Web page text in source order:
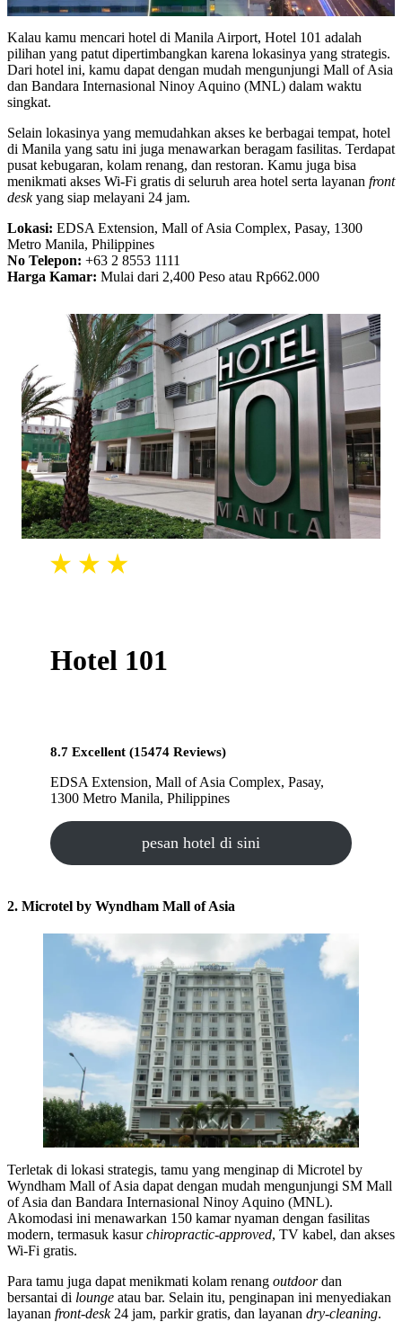
Kalau kamu mencari hotel di Manila Airport, Hotel 101 adalah
pilihan yang patut dipertimbangkan karena lokasinya yang strategis.
Dari hotel ini, kamu dapat dengan mudah mengunjungi Mall of Asia
dan Bandara Internasional Ninoy Aquino (MNL) dalam waktu
singkat.
Selain lokasinya yang memudahkan akses ke berbagai tempat, hotel
di Manila yang satu ini juga menawarkan beragam fasilitas. Terdapat
pusat kebugaran, kolam renang, dan restoran. Kamu juga bisa
menikmati akses Wi-Fi gratis di seluruh area hotel serta layanan front
deskyang siap melayani 24 jam.
Lokasi: EDSA Extension, Mall of Asia Complex, Pasay, 1300
Metro Manila, Philippines
No Telepon: +63 2 8553 1111
Harga Kamar: Mulai dari 2,400 Peso atau Rp662.000
Hotel 101
8.7 Excellent (15474 Reviews)
EDSA Extension, Mall of Asia Complex, Pasay,
1300 Metro Manila, Philippines
pesan hotel di sini
2. Microtel by Wyndham Mall of Asia
Terletak di lokasi strategis, tamu yang menginap di Microtel by
Wyndham Mall of Asia dapat dengan mudah mengunjungi SM Mall
of Asia dan Bandara Internasional Ninoy Aquino (MNL).
Akomodasi ini menawarkan 150 kamar nyaman dengan fasilitas
modern, termasuk kasurchiropractic-approved, TV kabel, dan akses
Wi-Fi gratis.
Para tamu juga dapat menikmati kolam renang outdoordan
bersantai di lounge atau bar. Selain itu, penginapan ini menyediakan
layanan front-desk24 jam, parkir gratis, dan layanan dry-cleaning.